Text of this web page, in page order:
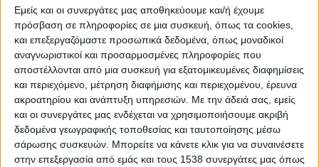
Εμείς και οι συνεργάτες μας αποθηκεύουμε και/ή έχουμε
πρόσβαση σε πληροφορίες σε μια συσκευή, όπως τα cookies,
και επεξεργαζόμαστε προσωπικά δεδομένα, όπως μοναδικοί
αναγνωριστικοί και προσαρμοσμένες πληροφορίες που
αποστέλλονται από μια συσκευή για εξατομικευμένες διαφημίσεις
και περιεχόμενο, μέτρηση διαφήμισης και περιεχομένου, έρευνα
ακροατηρίου και ανάπτυξη υπηρεσιών. Με την άδειά σας, εμείς
και οι συνεργάτες μας ενδέχεται να χρησιμοποιήσουμε ακριβή
δεδομένα γεωγραφικής τοποθεσίας και ταυτοποίησης μέσω
σάρωσης συσκευών. Μπορείτε να κάνετε κλικ για να συναινέσετε
στην επεξεργασία από εμάς και τους 1538 συνεργάτες μας όπως
Παρασκευή, 07/08/202602:22:40
βίντεο
YouTube: Τι αλλάζει στα βίντεο